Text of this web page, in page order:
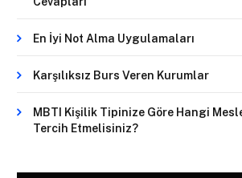
En İyi Not Alma Uygulamaları
Karşılıksız Burs Veren Kurumlar
MBTI Kişilik Tipinize Göre Hangi
Tercih Etmelisiniz?